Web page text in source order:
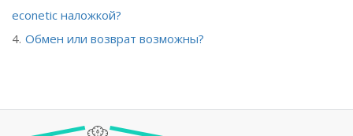
econetic наложкой?
Обмен или возврат возможны?